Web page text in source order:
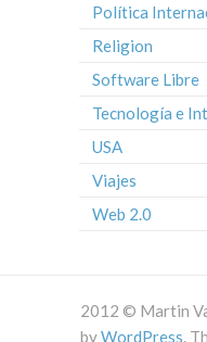
Política
Religion
Software Libre
Tecnología e
USA
Viajes
Web 2.0
2012 © Martin
byWordPress.